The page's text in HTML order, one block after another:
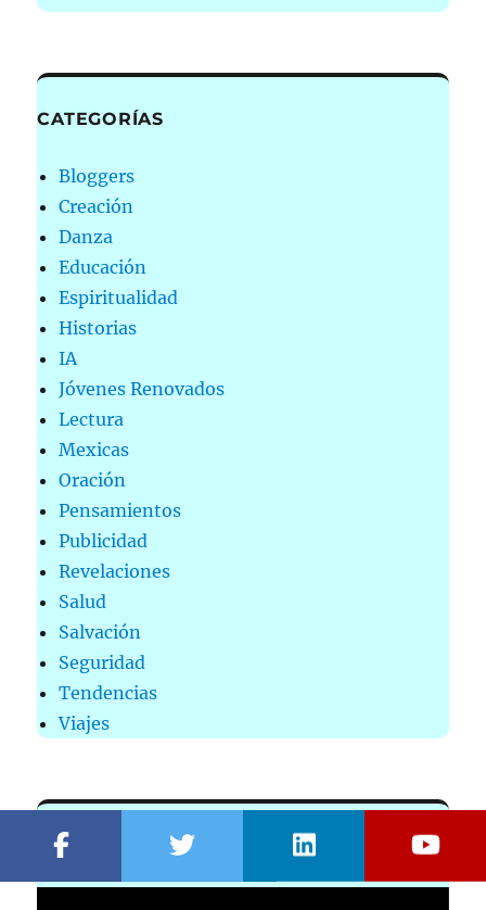
CATEGORÍAS
Bloggers
Creación
Danza
Educación
Espiritualidad
Historias
IA
Jóvenes Renovados
Lectura
Mexicas
Oración
Pensamientos
Publicidad
Revelaciones
Salud
Salvación
Seguridad
Tendencias
Viajes
MÚSICA MILAGROS